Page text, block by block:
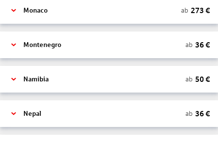
Monaco ab 273 €
Montenegro ab 36€
Namibia ab 50€
Nepal ab 36€